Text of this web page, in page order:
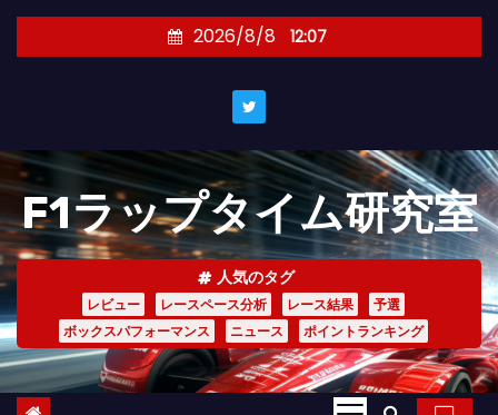
キ
ッ
プ
2026/8/8 12:07
F1ラップタイム研究室
人気のタグ
レビュー レースペース分析 レース結果
予選
ボックスパフォーマンス
ニュース ポイントランキング